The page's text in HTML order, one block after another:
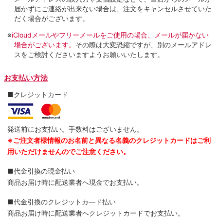
届かずにご連絡が出来ない場合は、注文をキャンセルさせていた
だく場合がございます。
※iCloudメールやフリーメールをご使用の場合、メールが届かない
場合がございます。 その際は大変恐縮ですが、別のメールアドレ
スをご検討くださいますようお願いいたします。
お支払い方法
■クレジットカード
発送前にお支払い。手数料はございません。
※ご注文者様情報のお名前と異なる名義のクレジットカードはご利
用いただけませんのでご注意ください。
■代金引換の現金払い
商品お届け時に配送業者へ現金でお支払い。
■代金引換のクレジットカ―ド払い
商品お届け時に配送業者へクレジットカードでお支払い。